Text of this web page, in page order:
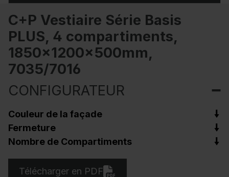
C+P Vestiaire Série Basis
PLUS, 4 compartiments,
1850x1200x500mm,
7035/7016
CONFIGURATEUR
Couleur de la façade
Fermeture
Nombre de Compartiments
Télécharger en PDF